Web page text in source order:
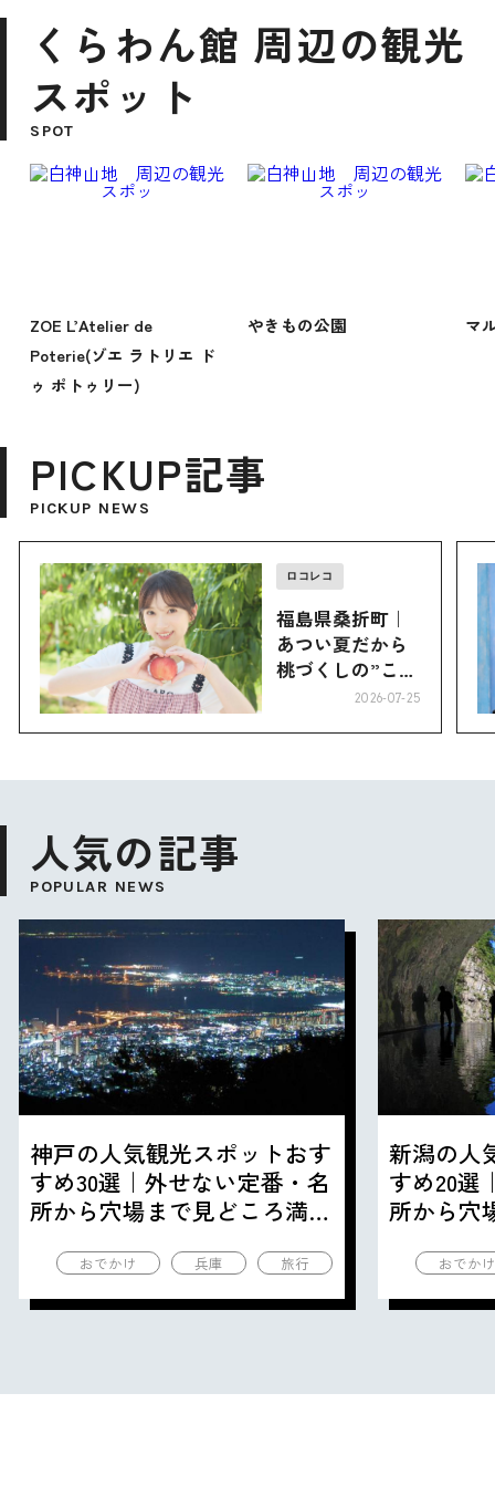
くらわん館 周辺の観光
スポット
SPOT
ZOE L’Atelier de
Poterie(ゾエ ラトリエ ド
ゥ ポトゥリー)
やきもの公園 マ
PICKUP記事
PICKUP NEWS
ロコレコ
福島県桑折町｜
あつい夏だから
桃づくしの”こお
2026-07-25
人気の記事
POPULAR NEWS
神戸の人気観光スポットおす
すめ30選｜外せない定番・名
所から穴場まで見どころ満載
おでかけ 兵庫 旅行
新潟の人
すめ20選
所から穴
おでか